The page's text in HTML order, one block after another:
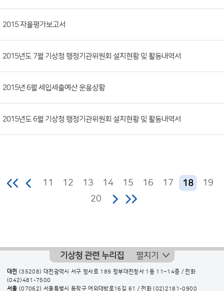
일,
조2015 자율평가보고서
2015년도 7월 기상청 행정기관위원회 설치현황 및 활동내역서
2015년 6월 세입세출예산 운용상황
2015년도 6월 기상청 행정기관위원회 설치현황 및 활동내역서
11 12 13 14 15 16 17 18
19
20
기상청 관련 누리집 펼치기
대전 (35208) 대전광역시 서구 청사로 189 정부대전청사 1동 11~14층 / 전화
(042)481-7500
서울 (07062) 서울특별시 동작구 여의대방로16길 61 / 전화(02)2181-0900